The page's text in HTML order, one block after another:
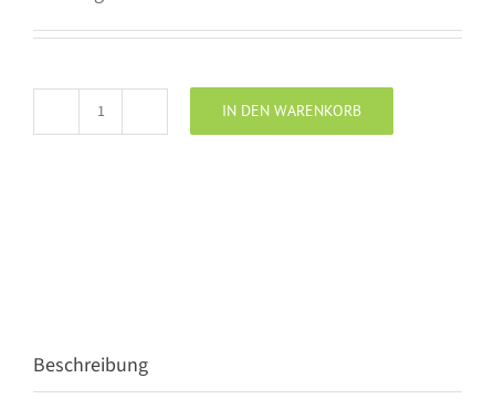
Penn
IN DEN WARENKORB
Beschreibung